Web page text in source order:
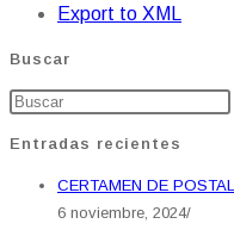
Export to XML
Buscar
Entradas recientes
CERTAMEN DE
6 noviembre, 2024/